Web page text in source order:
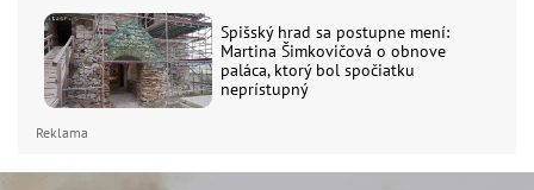
Spišský hrad sa postupne mení:
Martina Šimkovičová o obnove
paláca, ktorý bol spočiatku
neprístupný
Reklama